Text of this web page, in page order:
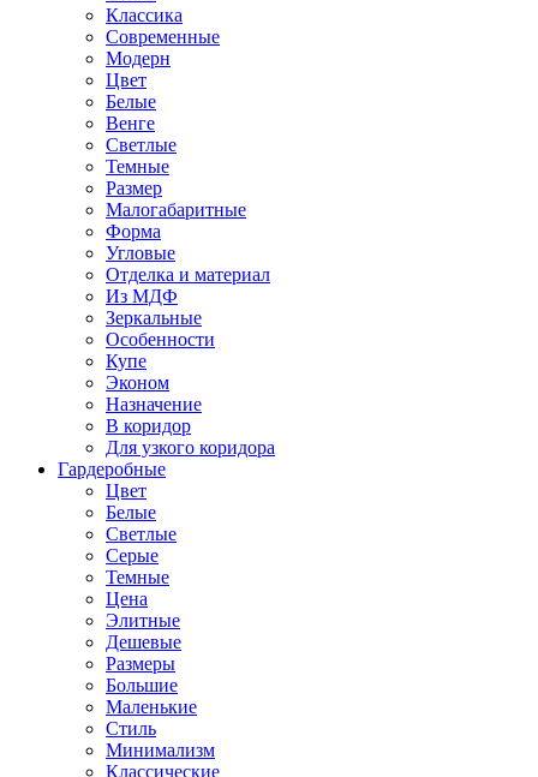
Классика
Современные
Модерн
Цвет
Белые
Венге
Светлые
Темные
Размер
Малогабаритные
Форма
Угловые
Отделка и материал
Из МДФ
Зеркальные
Особенности
Купе
Эконом
Назначение
В коридор
Для узкого коридора
Гардеробные
Цвет
Белые
Светлые
Серые
Темные
Цена
Элитные
Дешевые
Размеры
Большие
Маленькие
Стиль
Минимализм
Классические